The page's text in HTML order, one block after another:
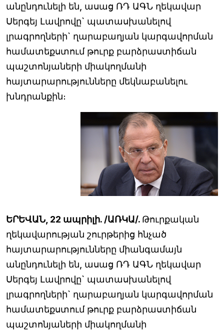
անընդունելի են, ասաց ՌԴ ԱԳՆ ղեկավար
Սերգեյ Լավրովը` պատասխանելով
լրագրողների` ղարաբաղյան կարգավորման
համատեքստում թուրք բարձրաստիճան
պաշտոնյաների միակողմանի
հայտարարությունները մեկնաբանելու
խնդրանքին։
ԵՐԵՎԱՆ, 22 ապրիլի. /ԱՌԿԱ/. Թուրքական
ղեկավարության շուրթերից հնչած
հայտարարությունները միանգամայն
անընդունելի են, ասաց ՌԴ ԱԳՆ ղեկավար
Սերգեյ Լավրովը` պատասխանելով
լրագրողների` ղարաբաղյան կարգավորման
համատեքստում թուրք բարձրաստիճան
պաշտոնյաների միակողմանի